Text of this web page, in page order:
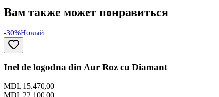
Вам также может понравиться
-30%Новый
Inel de logodna din Aur Roz cu Diamant
MDL 15.470,00
MDL 22.100,00